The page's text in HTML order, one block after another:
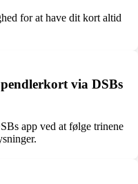
for at have dit kort altid
via DSBs
app ved at følge trinene